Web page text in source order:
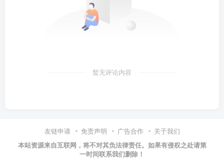
暂无评论内容
友链申请 免责声明 广告合作
关于我们
本站资源来自互联网，将不对其负法律责任。如果有侵权之处请第
一时间联系我们删除！